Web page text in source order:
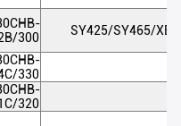
300
SY425/SY465/
330
320